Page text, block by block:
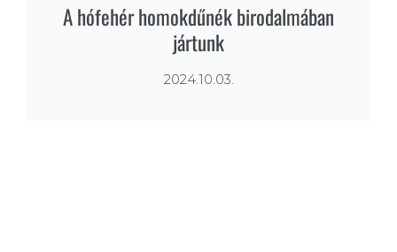
A hófehér homokdűnék birodalmában
jártunk
2024.10.03.